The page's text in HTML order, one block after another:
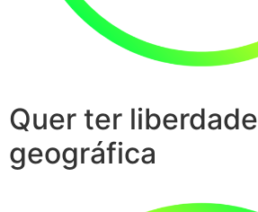
Quer ter liberdade
geográfica